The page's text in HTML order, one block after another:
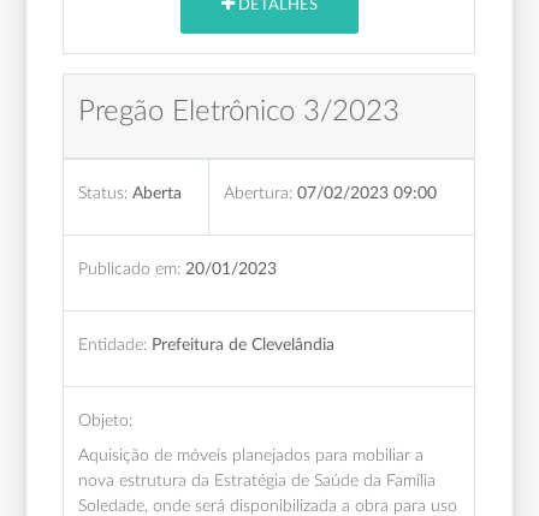
DETALHES
Pregão Eletrônico 3/2023
Status: Aberta Abertura: 07/02/2023 09:00
Publicado em: 20/01/2023
Entidade: Prefeitura de Clevelândia
Objeto:
Aquisição de móveis planejados para mobiliar a
nova estrutura da Estratégia de Saúde da Família
Soledade, onde será disponibilizada a obra para uso